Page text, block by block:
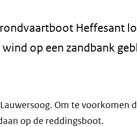
Heffesant
op een zandbank
Om te voorkomen
op de reddingsboot.